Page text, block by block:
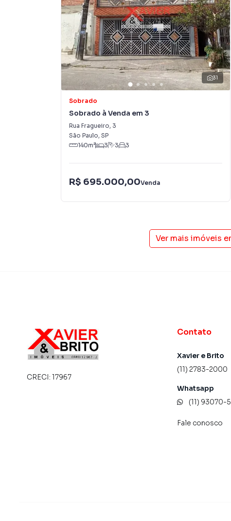
inovadoras para simplificar a relação de
imobiliário.
Anuncie seu imóvel! É fácil, rápido e gratuito! A
imóveis em diversas cidades do Brasil, incluindo
Na Imobiliária Xavier e Brito você consegue
imobiliárias tradicionais. Já vendemos e
tendo como consequência uma maior chance de
também com um time de programadores,
preparada para atender proprietários e inquilinos.
31
Sobrado
Sobrado à Venda em 3
Rua Fragueiro, 3
São Paulo, SP
140m² 3 3 3
R$ 695.000,00Venda
Ver mais imóveis
CRECI: 17967
Contato
Xavier e Brito
(11) 2783-2000
Whatsapp
(11) 93070-
Fale conosco